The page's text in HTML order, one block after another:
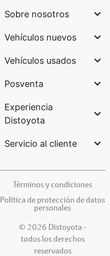
Sobre nosotros
Vehículos nuevos
Vehículos usados
Posventa
Experiencia
Distoyota
Servicio al cliente
Términos y condiciones
Política de protección de datos
personales
© 2026 Distoyota -
todos los derechos
reservados